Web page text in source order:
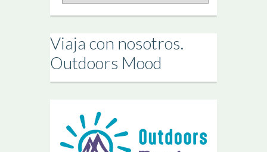
Viaja con nosotros.
Outdoors Mood